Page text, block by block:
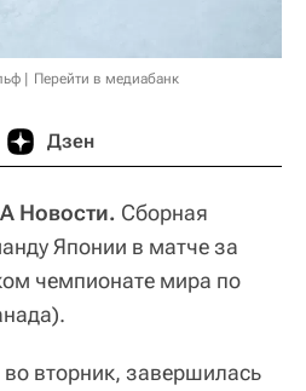
Перейти в медиабанк
Дзен
Новости. Сборная
Японии в матче за
чемпионате мира по
вторник, завершилась